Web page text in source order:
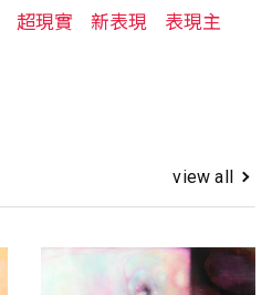
超現實 新表現
表現主
view all